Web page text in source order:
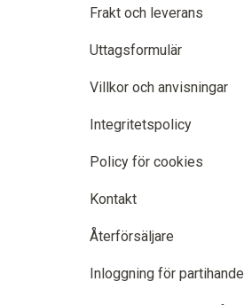
Frakt och leverans
Uttagsformulär
Villkor och anvisningar
Integritetspolicy
Policy för cookies
Kontakt
Återförsäljare
Inloggning för partihandel